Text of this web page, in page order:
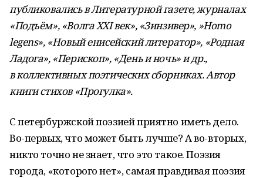
публиковались в Литературной газете, журналах
«Подъём», «ВолгаXXIвек», «Зинзивер», »Homo
legens», «Новый енисейский литератор», «Родная
Ладога», «Перископ», «День и ночь» и др.,
в коллективных поэтических сборниках. Автор
книги стихов «Прогулка».
С петербуржской поэзией приятно иметь дело.
Во-первых, что может быть лучше? А во-вторых,
никто точно не знает, что это такое. Поэзия
города, «которого нет», самая правдивая поэзия